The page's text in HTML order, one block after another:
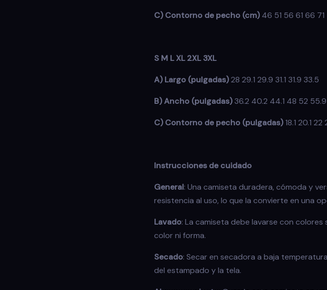
C) Contorno de pecho (cm)46 51 56 61 66 71
S M L XL 2XL 3XL
A) Largo (pulgadas)28 29.1 29.9 31.1 31.9 33.5
B) Ancho (pulgadas)36.2 40.2 44.1 48 52 55.9
C) Contorno de pecho (pulgadas)18.1 20.1
Instrucciones de cuidado
General: Una camiseta duradera, cómoda y
resistencia al uso, lo que la convierte en una
Lavado: La camiseta debe lavarse con
color ni forma.
Secado: Secar en secadora a baja
del estampado y la tela.